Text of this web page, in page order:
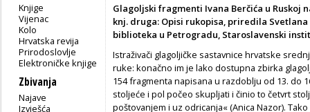
Knjige
Vijenac
Kolo
Hrvatska revija
Prirodoslovlje
Elektroničke knjige
Zbivanja
Najave
Izvješća
Glagoljski fragmenti Ivana Berčića u Ruskoj
knj. druga: Opisi rukopisa, priredila Svetlana
biblioteka u Petrogradu, Staroslavenski
Istraživači glagoljičke sastavnice hrvatske
ruke: konačno im je lako dostupna zbirka
154 fragmenta napisana u razdoblju od 13. do
stoljeće i pol počeo skupljati i činio to četvrt
poštovanjem i uz odricanja« (Anica Nazor).